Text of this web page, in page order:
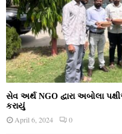
સેવ અર્થ NGO દ્વારા અબોલા
કરાયું
April 6, 2024 0